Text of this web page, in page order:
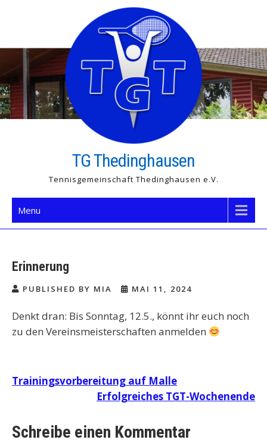
TG Thedinghausen
Tennisgemeinschaft Thedinghausen e.V.
Menu
Erinnerung
PUBLISHED BY MIA MAI 11, 2024
Denkt dran: Bis Sonntag, 12.5., könnt ihr euch noch
zu den Vereinsmeisterschaften anmelden
Beitragsnavigation
Trainingsvorbereitung auf Malle
Erfolgreiches TGT-Wochenende
Schreibe einen Kommentar